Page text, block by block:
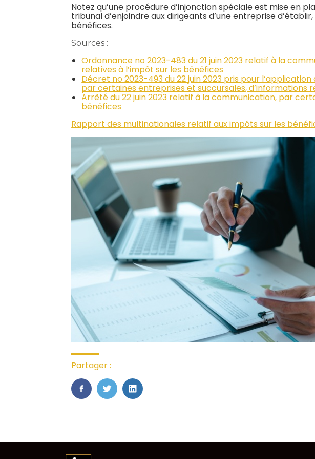
Notez qu’une procédure d’injonction spéciale est mise en
tribunal d’enjoindre aux dirigeants d’une entreprise
bénéfices.
Sources :
Ordonnance no 2023-483 du 21 juin 2023 relatif à la
relatives à l’impôt sur les bénéfices
Décret no 2023-493 du 22 juin 2023 pris pour
par certaines entreprises et succursales, d’informations
Arrêté du 22 juin 2023 relatif à la communication, par
bénéfices
Rapport des multinationales relatif aux impôts sur les
Partager :
FaceBook
TwitterLinkedIn